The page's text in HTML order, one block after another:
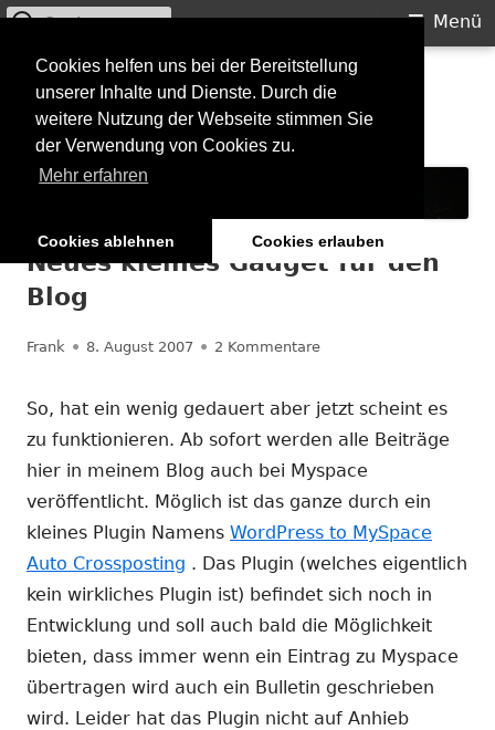
Cookies helfen uns bei der Bereitstellung
unserer Inhalte und Dienste. Durch die
weitere Nutzung der Webseite stimmen Sie
der Verwendung von Cookies zu.
Mehr erfahren
Cookies ablehnen Cookies erlauben
Springe
Inhalt
Starkilla
Konzertberichte und mehr
Primäres
Menü
Menü
Suchen
Neues kleines Gadget für den
Blog
Autor
Frank Veröffentlicht
8. August 2007 2 Kommentarezu Neues kleines
So, hat ein wenig gedauert aber jetzt scheint es
zu funktionieren. Ab sofort werden alle Beiträge
hier in meinem Blog auch bei Myspace
veröffentlicht. Möglich ist das ganze durch ein
kleines Plugin Namens WordPress to MySpace
Auto Crossposting . Das Plugin (welches eigentlich
kein wirkliches Plugin ist) befindet sich noch in
Entwicklung und soll auch bald die Möglichkeit
bieten, dass immer wenn ein Eintrag zu Myspace
übertragen wird auch ein Bulletin geschrieben
wird. Leider hat das Plugin nicht auf Anhieb